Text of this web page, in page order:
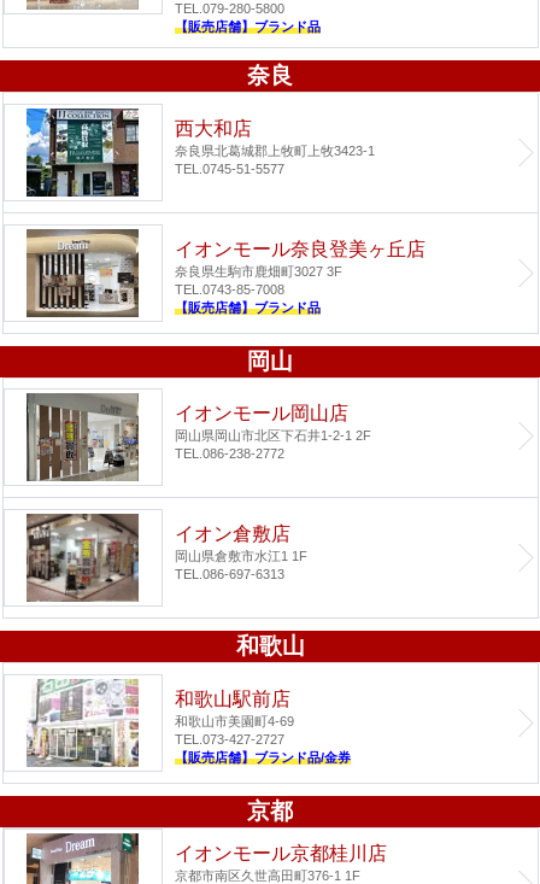
TEL.079-280-5800
【販売店舗】ブランド品
奈良
西大和店
奈良県北葛城郡上牧町上牧3423-1
TEL.0745-51-5577
イオンモール奈良登美ヶ丘店
奈良県生駒市鹿畑町3027 3F
TEL.0743-85-7008
【販売店舗】ブランド品
岡山
イオンモール岡山店
岡山県岡山市北区下石井1-2-1 2F
TEL.086-238-2772
イオン倉敷店
岡山県倉敷市水江1 1F
TEL.086-697-6313
和歌山
和歌山駅前店
和歌山市美園町4-69
TEL.073-427-2727
【販売店舗】ブランド品/金券
京都
イオンモール京都桂川店
京都市南区久世高田町376-1 1F